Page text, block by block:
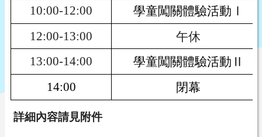
10:00-12:00 學童闖關體驗活動Ⅰ
12:00-13:00
午休
13:00-14:00 學童闖關體驗活動Ⅱ
14:00
閉幕
詳細內容請見附件